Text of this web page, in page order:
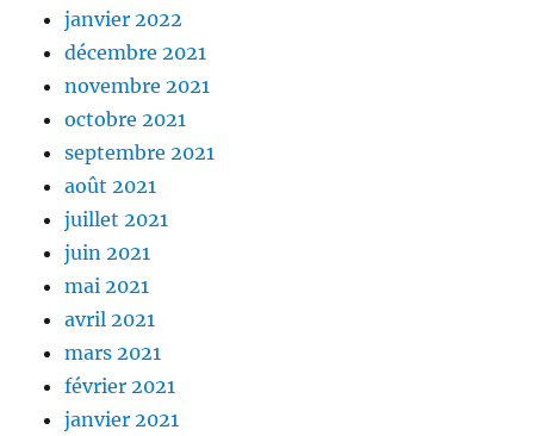
janvier 2022
décembre 2021
novembre 2021
octobre 2021
septembre 2021
août 2021
juillet 2021
juin 2021
mai 2021
avril 2021
mars 2021
février 2021
janvier 2021